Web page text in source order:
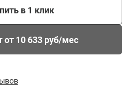
в 1 клик
от 10 633 руб/мес